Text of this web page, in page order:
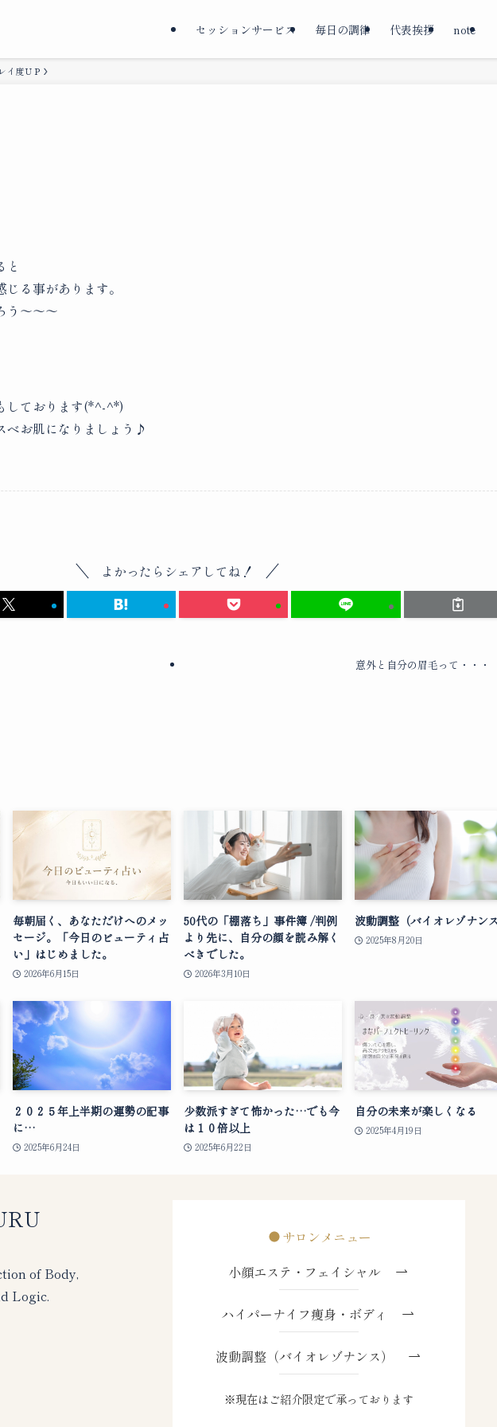
セッションサービス 毎日の調律 代表挨拶 note
イ度ＵＰ
と
る事があります。
う～～～
しております(*^-^*)
ベお肌になりましょう♪
よかったらシェアしてね！
意外と自分の眉毛って・・・
毎朝届く、あなただけへのメッ
セージ。「今日のビューティ占
い」はじめました。
2026年6月15日
50代の「棚落ち」事件簿 /判例
より先に、自分の顔を読み解く
べきでした。
2026年3月10日
波動調整（バイオレゾナン
2025年8月20日
２０２５年上半期の運勢の記事
に…
2025年6月24日
少数派すぎて怖かった…でも今
は１０倍以上
2025年6月22日
自分の未来が楽しくなる
2025年4月19日
of Body,
Logic.
サロンメニュー
小顔エステ・フェイシャル
ハイパーナイフ痩身・ボディ
波動調整（バイオレゾナンス）
※現在はご紹介限定で承っております